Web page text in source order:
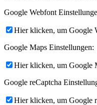
Google Webfont
Hier klicken, um Google
Google Maps Einstellungen:
Hier klicken, um Google
Google reCaptcha
Hier klicken, um Google